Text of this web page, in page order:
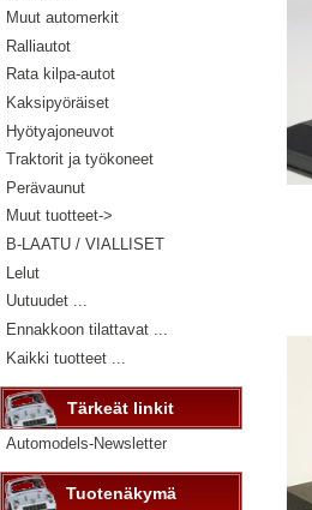
Muut automerkit
Ralliautot
Rata kilpa-autot
Kaksipyöräiset
Hyötyajoneuvot
Traktorit ja työkoneet
Perävaunut
Muut tuotteet->
B-LAATU / VIALLISET
Lelut
Uutuudet ...
Ennakkoon tilattavat ...
Kaikki tuotteet ...
Tärkeät linkit
Automodels-Newsletter
Tuotenäkymä